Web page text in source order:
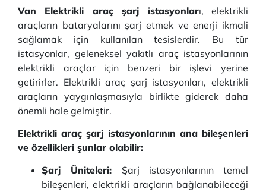
Van Elektrikli araç şarj istasyonları, elektrikli
araçların bataryalarını şarj etmek ve enerji ikmali
sağlamak için kullanılan tesislerdir. Bu tür
istasyonlar, geleneksel yakıtlı araç istasyonlarının
elektrikli araçlar için benzeri bir işlevi yerine
getirirler. Elektrikli araç şarj istasyonları, elektrikli
araçların yaygınlaşmasıyla birlikte giderek daha
önemli hale gelmiştir.
Elektrikli araç şarj istasyonlarının ana bileşenleri
ve özellikleri şunlar olabilir:
Şarj Üniteleri: Şarj istasyonlarının temel
bileşenleri, elektrikli araçların bağlanabileceği